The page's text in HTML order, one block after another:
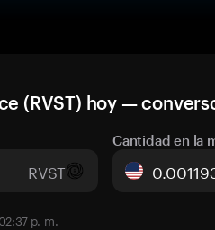
(RVST) hoy —
RVST
Cantidad en la
p. m.